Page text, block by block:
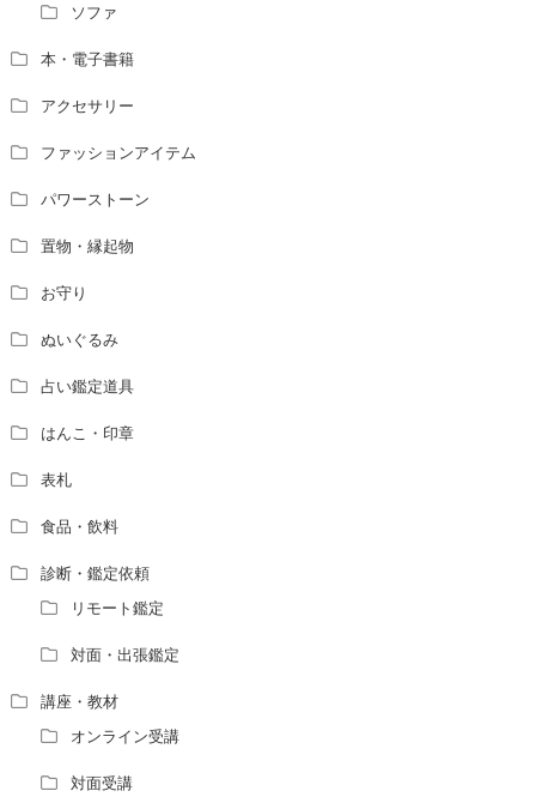
ソファ
本・電子書籍
アクセサリー
ファッションアイテム
パワーストーン
置物・縁起物
お守り
ぬいぐるみ
占い鑑定道具
はんこ・印章
表札
食品・飲料
診断・鑑定依頼
リモート鑑定
対面・出張鑑定
講座・教材
オンライン受講
対面受講